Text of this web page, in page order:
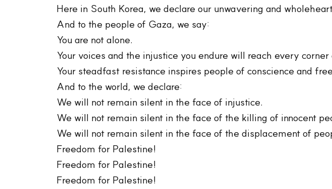
Here in South Korea, we declare our unwavering and
And to the people of Gaza, we say:
You are not alone.
Your voices and the injustice you endure will reach every
Your steadfast resistance inspires people of conscience and
And to the world, we declare:
We will not remain silent in the face of injustice.
We will not remain silent in the face of the killing of innocent
We will not remain silent in the face of the displacement of
Freedom for Palestine!
Freedom for Palestine!
Freedom for Palestine!